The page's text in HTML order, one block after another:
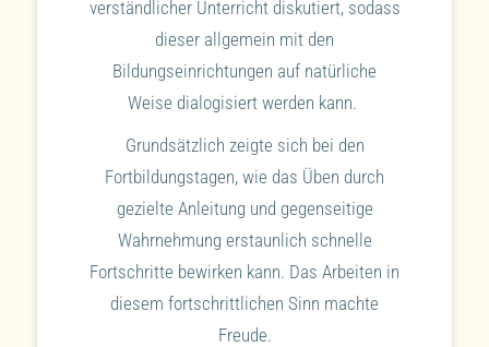
verständlicher Unterricht diskutiert, sodass
dieser allgemein mit den
Bildungseinrichtungen auf natürliche
Weise dialogisiert werden kann.
Grundsätzlich zeigte sich bei den
Fortbildungstagen, wie das Üben durch
gezielte Anleitung und gegenseitige
Wahrnehmung erstaunlich schnelle
Fortschritte bewirken kann. Das Arbeiten in
diesem fortschrittlichen Sinn machte
Freude.